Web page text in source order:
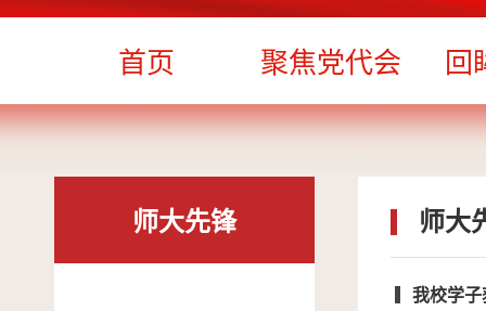
首页 聚焦党代会 回
师大先锋 师大
我校学